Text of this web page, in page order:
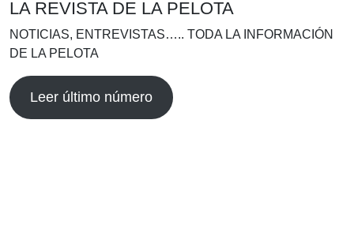
LA REVISTA DE LA PELOTA
NOTICIAS, ENTREVISTAS….. TODA LA INFORMACIÓN
DE LA PELOTA
Leer último número